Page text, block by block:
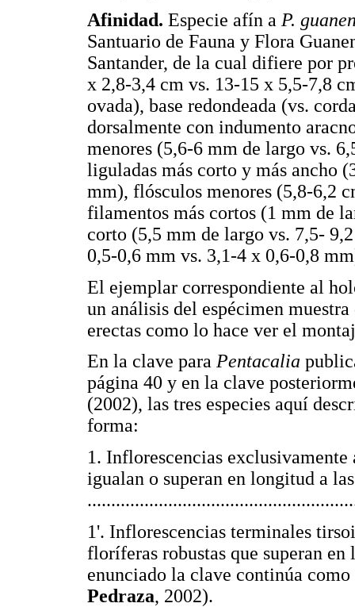
Afinidad. Especie afín a P.
Santuario de Fauna y Flora
Santander, de la cual difiere por
x 2,8-3,4 cm vs. 13-15 x 5,5-7,8
ovada), base redondeada (vs.
dorsalmente con indumento
menores (5,6-6 mm de largo vs.
liguladas más corto y más ancho
mm), flósculos menores (5,8-6,2
filamentos más cortos (1 mm de
corto (5,5 mm de largo vs. 7,5-
0,5-0,6 mm vs. 3,1-4 x 0,6-0,8
El ejemplar correspondiente al
un análisis del espécimen
erectas como lo hace ver el
En la clave para Pentacalia
página 40 y en la clave
(2002), las tres especies aquí
forma:
1. Inflorescencias exclusivamente
igualan o superan en longitud a
1'. Inflorescencias terminales
floríferas robustas que superan
enunciado la clave continúa
Pedraza, 2002).